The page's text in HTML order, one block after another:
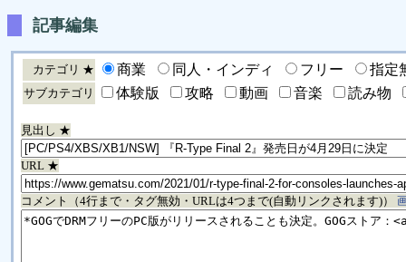
記事編集
カテゴリ ★ 商業 同人・インディ フリー 指定
サブカテゴリ 体験版 攻略 動画 音楽 読み物
見出し ★
URL ★
コメント（4行まで・タグ無効・URLは4つまで(自動リンクされます)）